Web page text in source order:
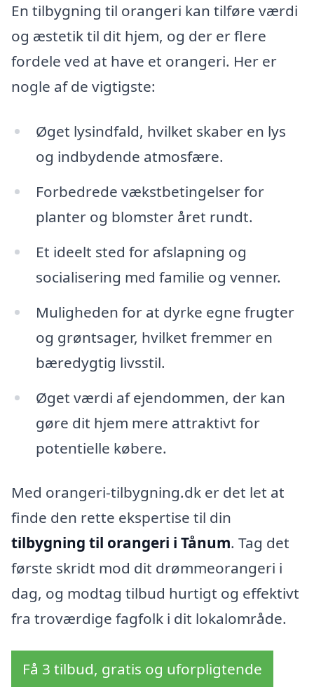
En tilbygning til orangeri kan tilføre værdi
og æstetik til dit hjem, og der er flere
fordele ved at have et orangeri. Her er
nogle af de vigtigste:
Øget lysindfald, hvilket skaber en lys
og indbydende atmosfære.
Forbedrede vækstbetingelser for
planter og blomster året rundt.
Et ideelt sted for afslapning og
socialisering med familie og venner.
Muligheden for at dyrke egne frugter
og grøntsager, hvilket fremmer en
bæredygtig livsstil.
Øget værdi af ejendommen, der kan
gøre dit hjem mere attraktivt for
potentielle købere.
Med orangeri-tilbygning.dk er det let at
finde den rette ekspertise til din
tilbygning til orangeri i Tånum. Tag det
første skridt mod dit drømmeorangeri i
dag, og modtag tilbud hurtigt og effektivt
fra troværdige fagfolk i dit lokalområde.
Få 3 tilbud, gratis og uforpligtende